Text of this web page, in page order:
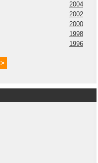
2004
2002
2000
1998
1996
>